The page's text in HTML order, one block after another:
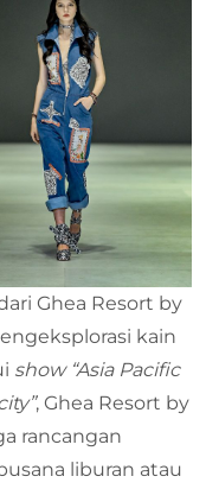
Ghea Resort by
kain
show “Asia Pacific
, Ghea Resort by
rancangan
liburan atau